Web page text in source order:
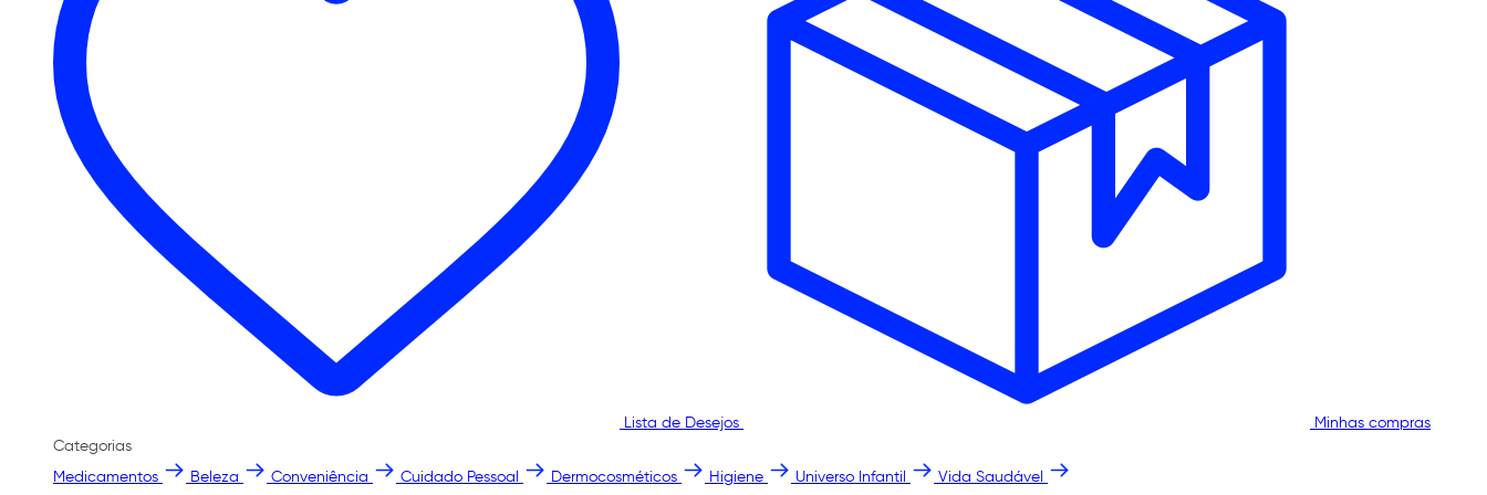
Lista de Desejos
Minhas compras
Categorias
Medicamentos
Beleza Conveniência Cuidado Pessoal Dermocosméticos Higiene Universo Infantil Vida Saudável